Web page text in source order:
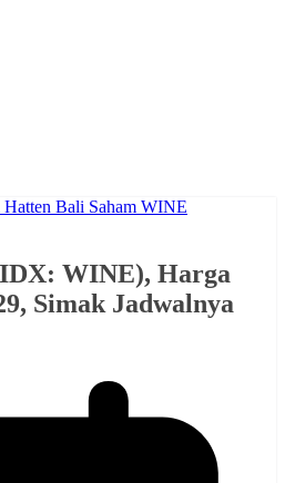
WINE), Harga
Simak Jadwalnya